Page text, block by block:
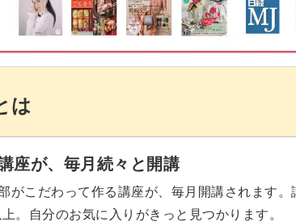
を作り終えたら、ご自宅のワンちゃんに似
後なら、初心者さんでもリアルで可愛いト
ける
は
座が、毎月続々と開講
がこだわって作る講座が、毎月開講されます。
。自分のお気に入りがきっと見つかります。